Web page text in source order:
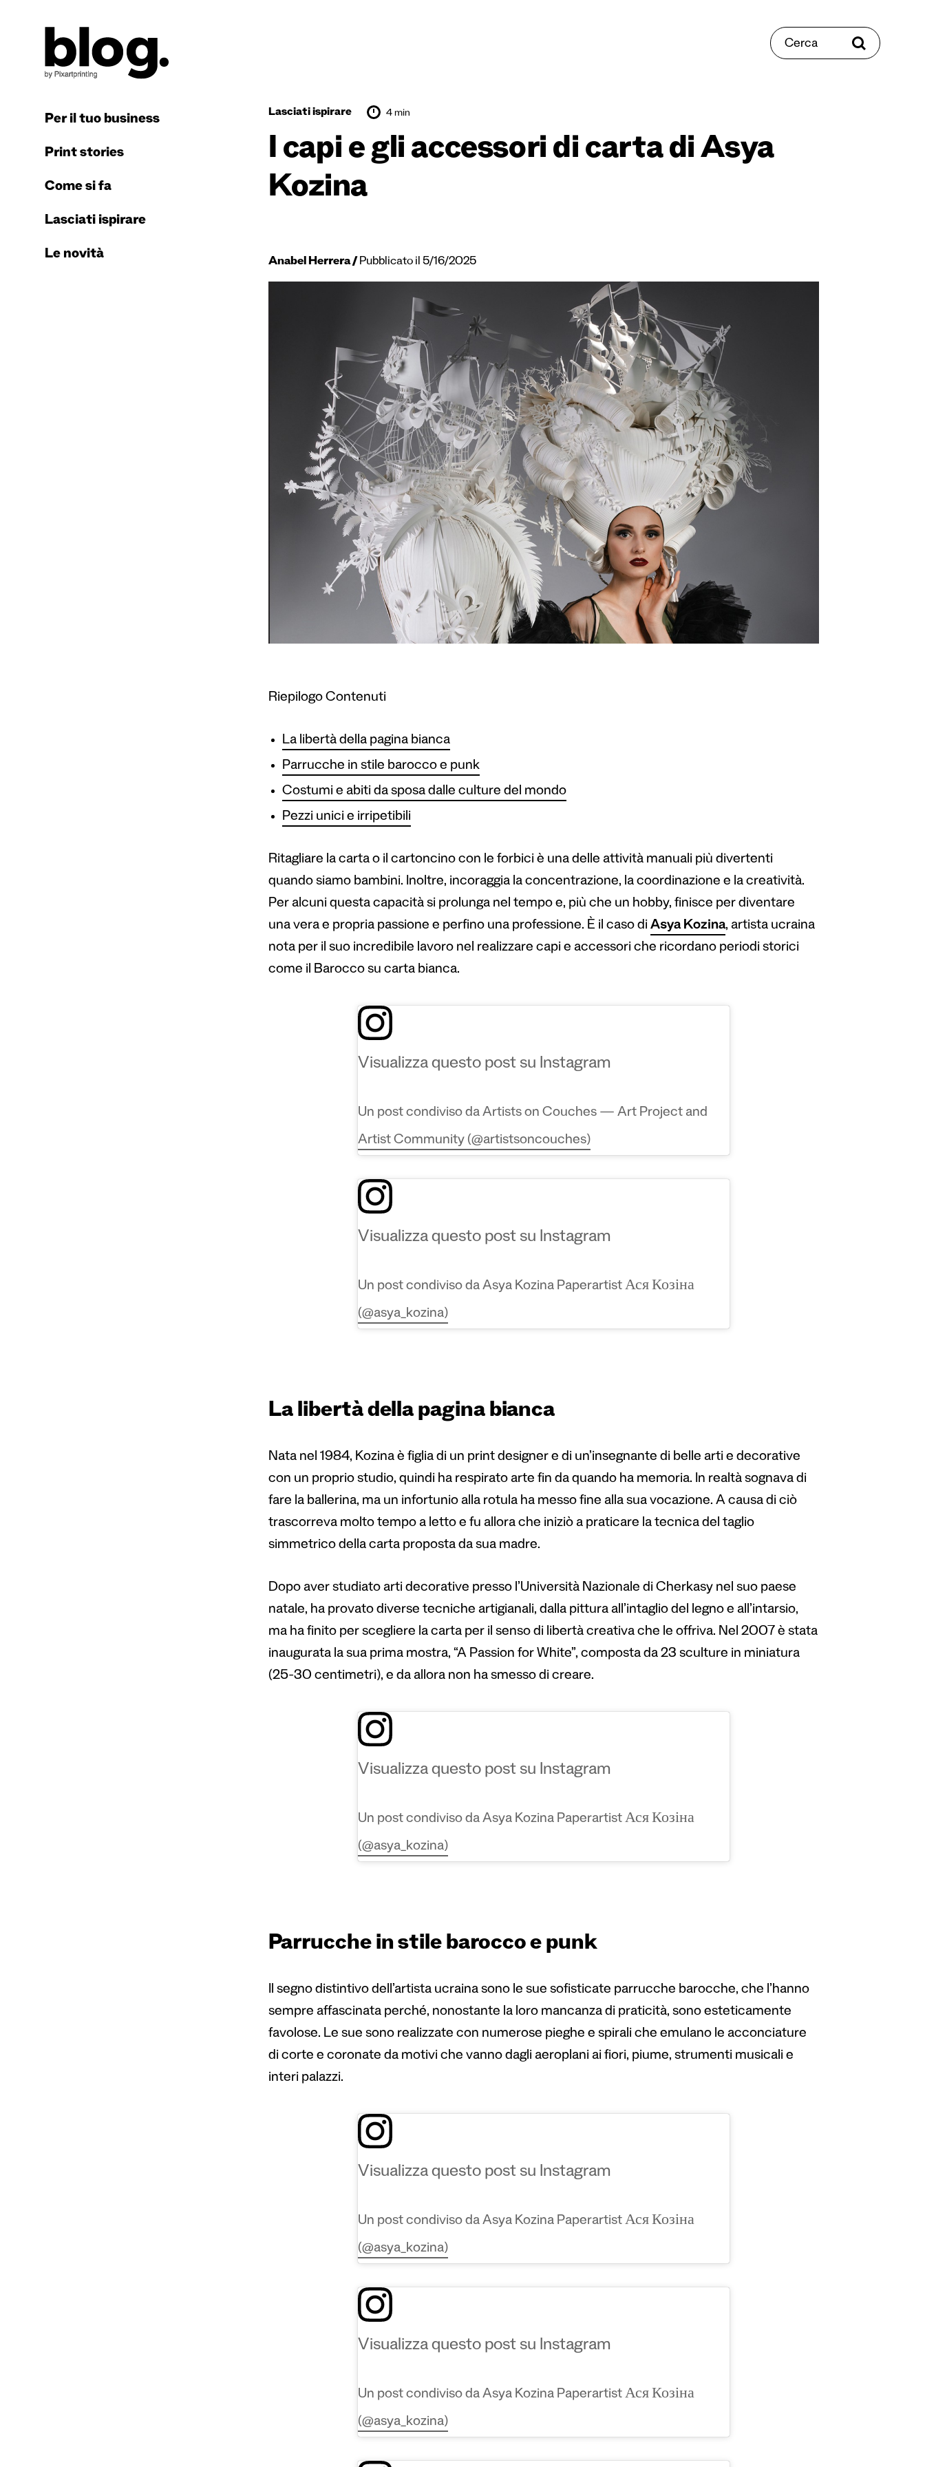
Per il tuo business
Print stories
Come si fa
Lasciati ispirare
Le novità
Cerca
Lasciati ispirare 4 min
I capi e gli accessori di carta di Asya
Kozina
Anabel Herrera Pubblicato il 5/16/2025
Riepilogo Contenuti
La libertà della pagina bianca
Parrucche in stile barocco e punk
Costumi e abiti da sposa dalle culture del mondo
Pezzi unici e irripetibili
Ritagliare la carta o il cartoncino con le forbici è una delle attività manuali più divertenti
quando siamo bambini. Inoltre, incoraggia la concentrazione, la coordinazione e la creatività.
Per alcuni questa capacità si prolunga nel tempo e, più che un hobby, finisce per diventare
una vera e propria passione e perfino una professione. È il caso di Asya Kozina, artista ucraina
nota per il suo incredibile lavoro nel realizzare capi e accessori che ricordano periodi storici
come il Barocco su carta bianca.
Visualizza questo post su Instagram
Un post condiviso da Artists on Couches — Art Project and
Artist Community (@artistsoncouches)
Visualizza questo post su Instagram
Un post condiviso da Asya Kozina Paperartist Ася Козіна
(@asya_kozina)
La libertà della pagina bianca
Nata nel 1984, Kozina è figlia di un print designer e di un’insegnante di belle arti e decorative
con un proprio studio, quindi ha respirato arte fin da quando ha memoria. In realtà sognava di
fare la ballerina, ma un infortunio alla rotula ha messo fine alla sua vocazione. A causa di ciò
trascorreva molto tempo a letto e fu allora che iniziò a praticare la tecnica del taglio
simmetrico della carta proposta da sua madre.
Dopo aver studiato arti decorative presso l’Università Nazionale di Cherkasy nel suo paese
natale, ha provato diverse tecniche artigianali, dalla pittura all’intaglio del legno e all’intarsio,
ma ha finito per scegliere la carta per il senso di libertà creativa che le offriva. Nel 2007 è stata
inaugurata la sua prima mostra, “A Passion for White”, composta da 23 sculture in miniatura
(25-30 centimetri), e da allora non ha smesso di creare.
Visualizza questo post su Instagram
Un post condiviso da Asya Kozina Paperartist Ася Козіна
(@asya_kozina)
Parrucche in stile barocco e punk
Il segno distintivo dell’artista ucraina sono le sue sofisticate parrucche barocche, che l’hanno
sempre affascinata perché, nonostante la loro mancanza di praticità, sono esteticamente
favolose. Le sue sono realizzate con numerose pieghe e spirali che emulano le acconciature
di corte e coronate da motivi che vanno dagli aeroplani ai fiori, piume, strumenti musicali e
interi palazzi.
Visualizza questo post su Instagram
Un post condiviso da Asya Kozina Paperartist Ася Козіна
(@asya_kozina)
Visualizza questo post su Instagram
Un post condiviso da Asya Kozina Paperartist Ася Козіна
(@asya_kozina)